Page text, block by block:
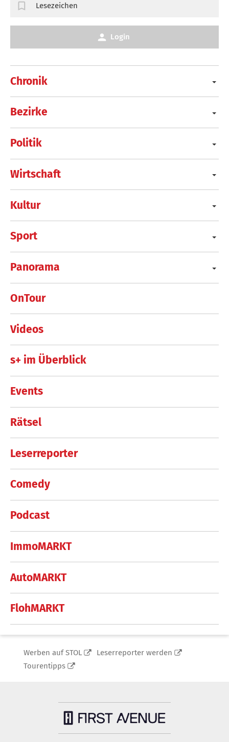
Chronik
Bezirke
Politik
Wirtschaft
Kultur
Sport
Panorama
OnTour
Videos
s+ im Überblick
Events
Rätsel
Leserreporter
Comedy
Podcast
ImmoMARKT
AutoMARKT
FlohMARKT
Lesezeichen
Login
Werben auf STOL
Leserreporter werden
Tourentipps